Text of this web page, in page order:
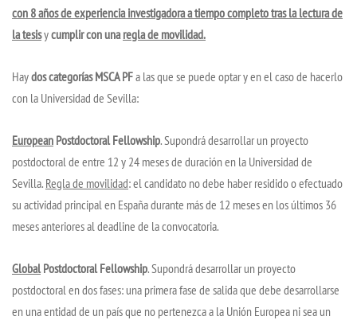
con 8 años de experiencia investigadora a tiempo completo tras la lectura de
la tesisycumplir con unaregla de movilidad.
Haydos categorías MSCA PFa las que se puede optar y en el caso de hacerlo
con la Universidad de Sevilla:
European Postdoctoral Fellowship. Supondrá desarrollar un proyecto
postdoctoral de entre 12 y 24 meses de duración en la Universidad de
Sevilla. Regla de movilidad: el candidato no debe haber residido o efectuado
su actividad principal en España durante más de 12 meses en los últimos 36
meses anteriores al deadline de la convocatoria.
GlobalPostdoctoral Fellowship. Supondrá desarrollar un proyecto
postdoctoral en dos fases: una primera fase de salida que debe desarrollarse
en una entidad de un país que no pertenezca a la Unión Europea ni sea un